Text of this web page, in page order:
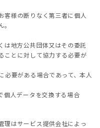
客様の断りなく第三者に個人
は地方公共団体又はその委託
ことに対して協力する必要が
要がある場合であって、本人
個人データを交換する場合
理はサービス提供会社によっ